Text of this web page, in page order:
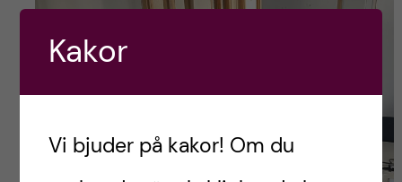
Kakor
Vi bjuder på kakor! Om du